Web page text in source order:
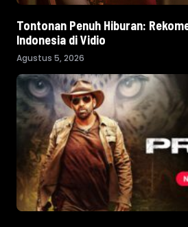
Tontonan Penuh Hiburan:
Indonesia di Vidio
Agustus 5, 2026